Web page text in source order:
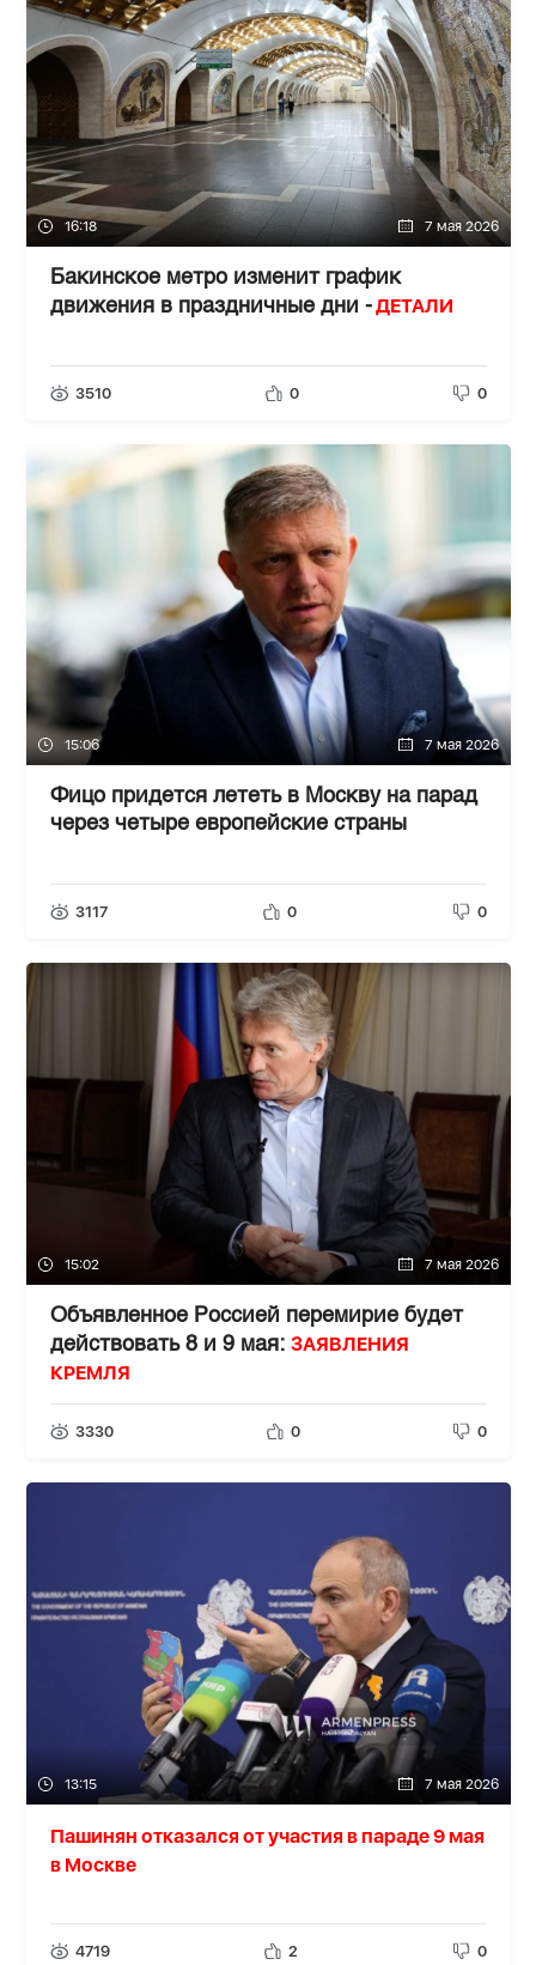
16:18 7 мая 2026
Бакинское метро изменит график
движения в праздничные дни -ДЕТАЛИ
3510 0 0
15:06 7 мая 2026
Фицо придется лететь в Москву на парад
через четыре европейские страны
3117 0 0
15:02 7 мая 2026
Объявленное Россией перемирие будет
действовать 8 и 9 мая: ЗАЯВЛЕНИЯ
КРЕМЛЯ
3330 0 0
13:15 7 мая 2026
Пашинян отказался от участия в параде 9 мая
в Москве
4719 2 0